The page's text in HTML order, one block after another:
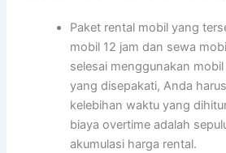
Paket rental mobil yang
mobil 12 jam dan sewa
selesai menggunakan
yang disepakati, Anda
kelebihan waktu yang
biaya overtime adalah
akumulasi harga rental.